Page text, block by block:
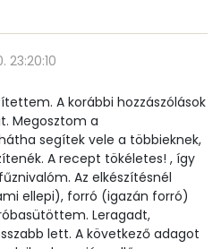
41 micro
951 kcal
23:20:10
A korábbi hozzászólások
Megosztom a
segítek vele a többieknek,
A recept tökéletes! , így
Az elkészítésnél
ellepi), forró (igazán forró)
Leragadt,
lett. A következő adagot